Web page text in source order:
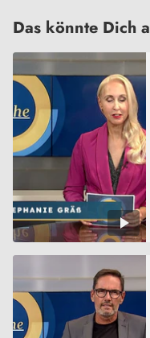
Das könnte Dich